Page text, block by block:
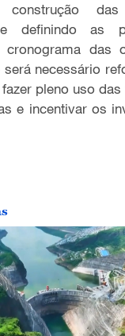
construção
definindo as
cronograma das
necessário
fazer pleno uso das
e incentivar os